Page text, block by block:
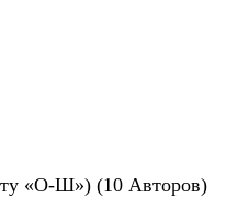
«О-Ш») (10 Авторов)